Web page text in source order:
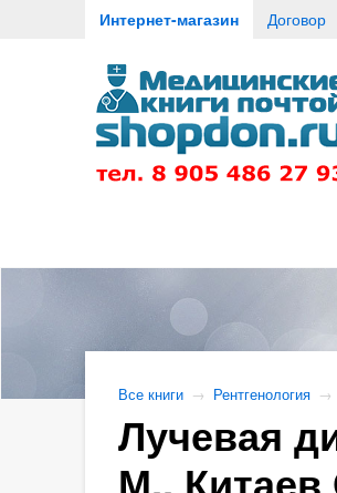
Интернет-магазин Договор
Все книги → Рентгенология →
Лучевая